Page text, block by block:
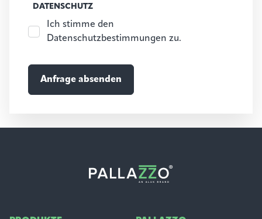
DATENSCHUTZ
Ich stimme den
Datenschutzbestimmungen zu.